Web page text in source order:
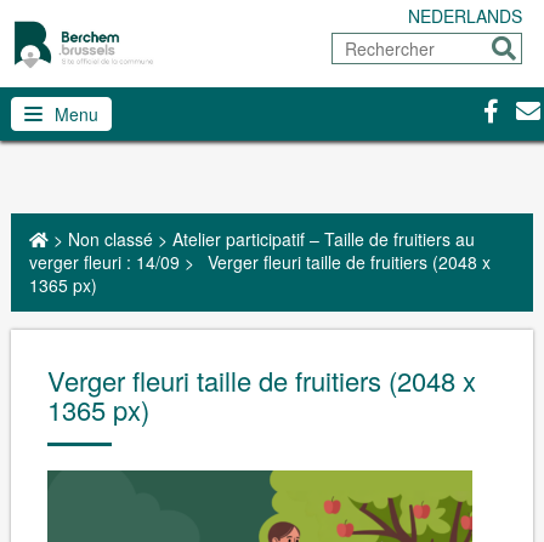
NEDERLANDS
Rechercher
Menu
> Non classé> Atelier participatif – Taille de fruitiers au
verger fleuri : 14/09> Verger fleuri taille de fruitiers (2048 x
1365 px)
Verger fleuri taille de fruitiers (2048 x
1365 px)